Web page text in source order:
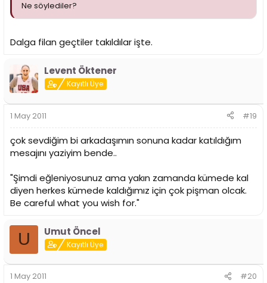
Ne söylediler?
Dalga filan geçtiler takıldılar işte.
Levent Öktener
Kayıtlı Üye
1 May 2011 #19
çok sevdiğim bi arkadaşımın sonuna kadar katıldığım
mesajını yaziyim bende..
"Şimdi eğleniyosunuz ama yakın zamanda kümede kal
diyen herkes kümede kaldığımız için çok pişman olcak.
Be careful what you wish for."
U Umut Öncel
Kayıtlı Üye
1 May 2011 #20